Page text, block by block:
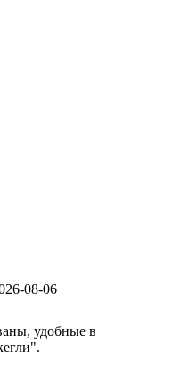
08-06
удобные в